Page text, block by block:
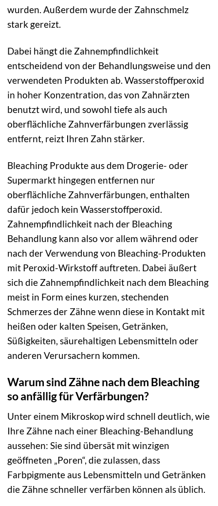
wurden. Außerdem wurde der Zahnschmelz
stark gereizt.
Dabei hängt die Zahnempfindlichkeit
entscheidend von der Behandlungsweise und den
verwendeten Produkten ab. Wasserstoffperoxid
in hoher Konzentration, das von Zahnärzten
benutzt wird, und sowohl tiefe als auch
oberflächliche Zahnverfärbungen zverlässig
entfernt, reizt Ihren Zahn stärker.
Bleaching Produkte aus dem Drogerie- oder
Supermarkt hingegen entfernen nur
oberflächliche Zahnverfärbungen, enthalten
dafür jedoch kein Wasserstoffperoxid.
Zahnempfindlichkeit nach der Bleaching
Behandlung kann also vor allem während oder
nach der Verwendung von Bleaching-Produkten
mit Peroxid-Wirkstoff auftreten. Dabei äußert
sich die Zahnempfindlichkeit nach dem Bleaching
meist in Form eines kurzen, stechenden
Schmerzes der Zähne wenn diese in Kontakt mit
heißen oder kalten Speisen, Getränken,
Süßigkeiten, säurehaltigen Lebensmitteln oder
anderen Verursachern kommen.
Warum sind Zähne nach dem Bleaching
so anfällig für Verfärbungen?
Unter einem Mikroskop wird schnell deutlich, wie
Ihre Zähne nach einer Bleaching-Behandlung
aussehen: Sie sind übersät mit winzigen
geöffneten „Poren“, die zulassen, dass
Farbpigmente aus Lebensmitteln und Getränken
die Zähne schneller verfärben können als üblich.